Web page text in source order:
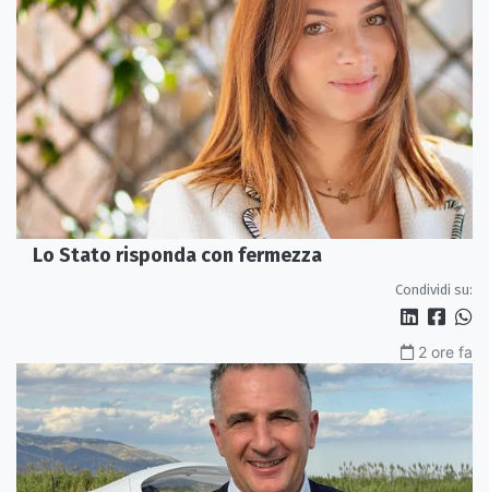
Lo Stato risponda con fermezza
Condividi su:
2 ore fa